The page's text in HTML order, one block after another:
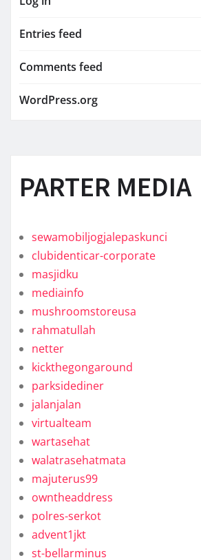
Entries feed
Comments feed
WordPress.org
PARTER MEDIA
sewamobiljogjalepaskunci
clubidenticar-corporate
masjidku
mediainfo
mushroomstoreusa
rahmatullah
netter
kickthegongaround
parksidediner
jalanjalan
virtualteam
wartasehat
walatrasehatmata
majuterus99
owntheaddress
polres-serkot
advent1jkt
st-bellarminus